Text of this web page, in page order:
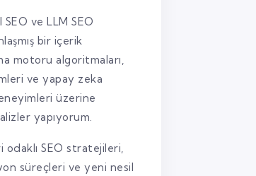
ve LLM SEO
bir içerik
motoru algoritmaları,
ve yapay zeka
üzerine
yapıyorum.
odaklı SEO stratejileri,
süreçleri ve yeni nesil